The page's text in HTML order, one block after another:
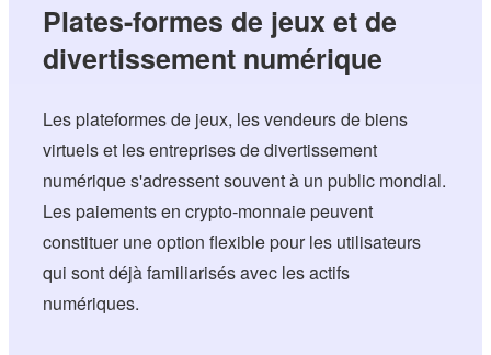
Plates-formes de jeux et de
divertissement numérique
Les plateformes de jeux, les vendeurs de biens
virtuels et les entreprises de divertissement
numérique s'adressent souvent à un public mondial.
Les paiements en crypto-monnaie peuvent
constituer une option flexible pour les utilisateurs
qui sont déjà familiarisés avec les actifs
numériques.